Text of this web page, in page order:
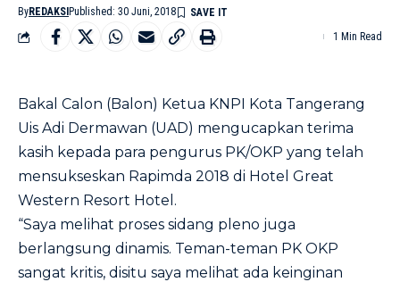
ByREDAKSI Published: 30 Juni, 2018
1 Min Read
Bakal Calon (Balon) Ketua KNPI Kota Tangerang
Uis Adi Dermawan (UAD) mengucapkan terima
kasih kepada para pengurus PK/OKP yang telah
mensukseskan Rapimda 2018 di Hotel Great
Western Resort Hotel.
“Saya melihat proses sidang pleno juga
berlangsung dinamis. Teman-teman PK OKP
sangat kritis, disitu saya melihat ada keinginan